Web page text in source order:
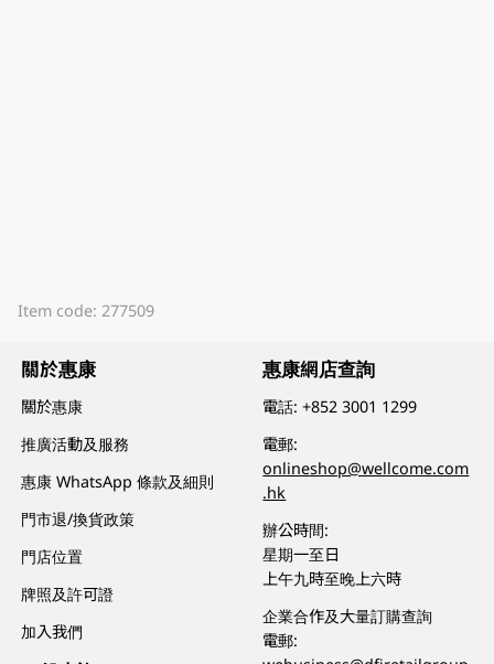
Item code: 277509
關於惠康
關於惠康
推廣活動及服務
惠康 WhatsApp 條款及細則
門市退/換貨政策
門店位置
牌照及許可證
加入我們
惠康網店查詢
電話:+852 3001 1299
電郵:
onlineshop@wellcome.com
.hk
辦公時間:
星期一至日
上午九時至晚上六時
企業合作及大量訂購查詢
電郵: